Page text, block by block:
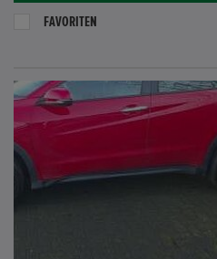
FAVORITEN